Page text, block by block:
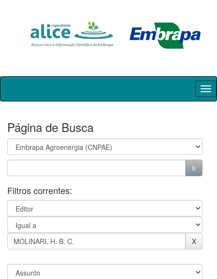
Skip
Página de Busca
Filtros correntes: